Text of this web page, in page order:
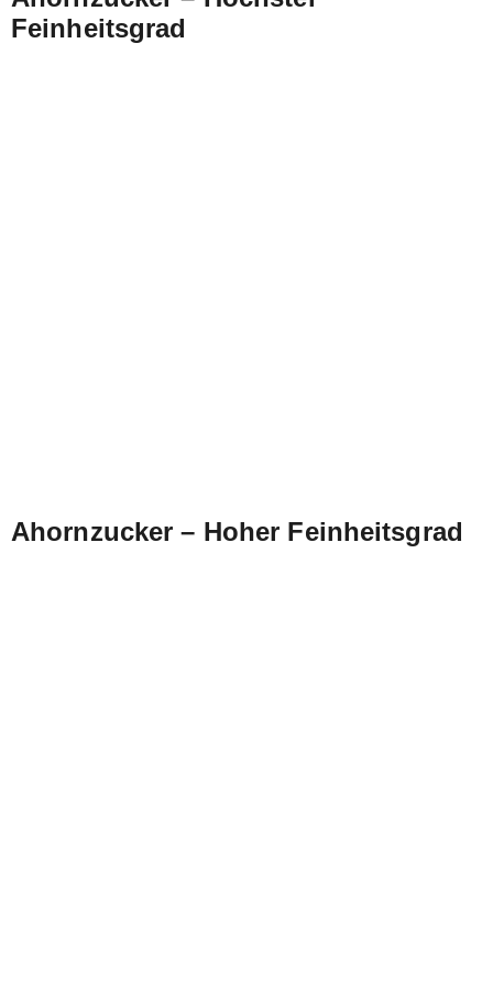
Feinheitsgrad
Ahornzucker – Hoher Feinheitsgrad